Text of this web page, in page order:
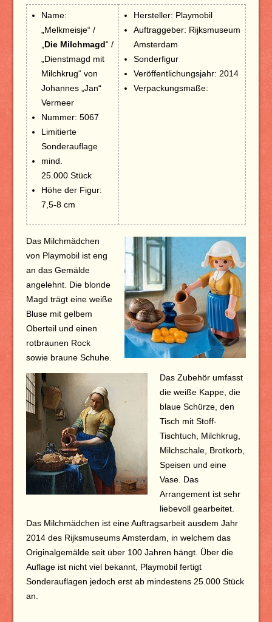
Name:
„Melkmeisje“ /
Die Milchmagd“ /
„Dienstmagd mit
Milchkrug“ von
Johannes „Jan“
Vermeer
Nummer: 5067
Limitierte
Sonderauflage
mind.
25.000 Stück
Höhe der Figur:
7,5-8 cm
Hersteller: Playmobil
Auftraggeber: Rijksmuseum
Amsterdam
Sonderfigur
Veröffentlichungsjahr: 2014
Verpackungsmaße:
Das Milchmädchen
von Playmobil ist eng
an das Gemälde
angelehnt. Die blonde
Magd trägt eine weiße
Bluse mit gelbem
Oberteil und einen
rotbraunen Rock
sowie braune Schuhe.
Das Zubehör umfasst
die weiße Kappe, die
blaue Schürze, den
Tisch mit Stoff-
Tischtuch, Milchkrug,
Milchschale, Brotkorb,
Speisen und eine
Vase. Das
Arrangement ist sehr
liebevoll gearbeitet.
Das Milchmädchen ist eine Auftragsarbeit ausdem Jahr
2014 des Rijksmuseums Amsterdam, in welchem das
Originalgemälde seit über 100 Jahren hängt. Über die
Auflage ist nicht viel bekannt, Playmobil fertigt
Sonderauflagen jedoch erst ab mindestens 25.000 Stück
an.